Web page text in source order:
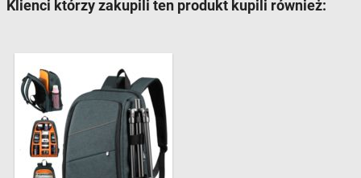
Klienci którzy zakupili ten produkt kupili również: